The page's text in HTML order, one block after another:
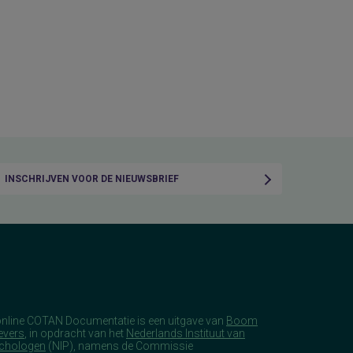
INSCHRIJVEN VOOR DE NIEUWSBRIEF
COTAN Documentatie is een uitgave van Boom
, in opdracht van het Nederlands Instituut van
(NIP), namens de Commissie